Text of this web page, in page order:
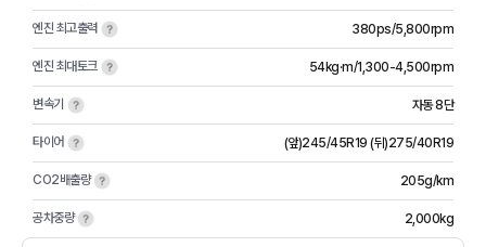
엔진 최고출력 380ps/5,800rpm
엔진 최대토크 54kg·m/1,300-4,500rpm
변속기 자동 8단
타이어 (앞)245/45R19 (뒤)275/40R19
CO2배출량 205g/km
공차중량 2,000kg